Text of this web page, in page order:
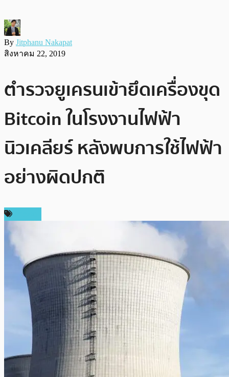
By Jitphanu Nakapat
สิงหาคม 22, 2019
ตำรวจยูเครนเข้ายึดเครื่องขุด
Bitcoin ในโรงงานไฟฟ้า
นิวเคลียร์ หลังพบการใช้ไฟฟ้า
อย่างผิดปกติ